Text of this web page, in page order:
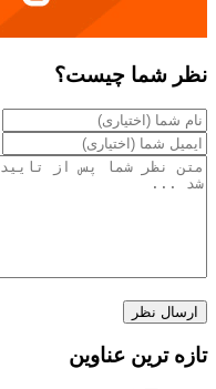
نظر شما چیست؟
تازه ترین عناوین